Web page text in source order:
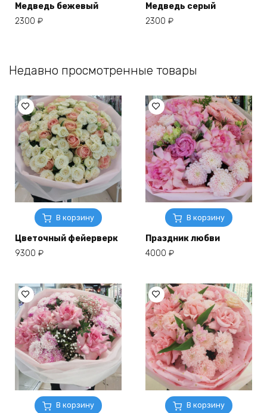
Медведь бежевый
2300 ₽
Медведь серый
2300 ₽
Недавно просмотренные товары
В корзину
Цветочный фейерверк
9300 ₽
В корзину
Праздник любви
4000 ₽
В корзину В корзину